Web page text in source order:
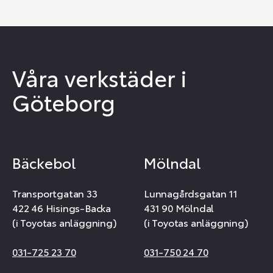
Våra verkstäder i
Göteborg
Bäckebol
Transportgatan 33
422 46 Hisings-Backa
(i Toyotas anläggning)
031-725 23 70
Mölndal
Lunnagårdsgatan 11
431 90 Mölndal
(i Toyotas anläggning)
031-750 24 70